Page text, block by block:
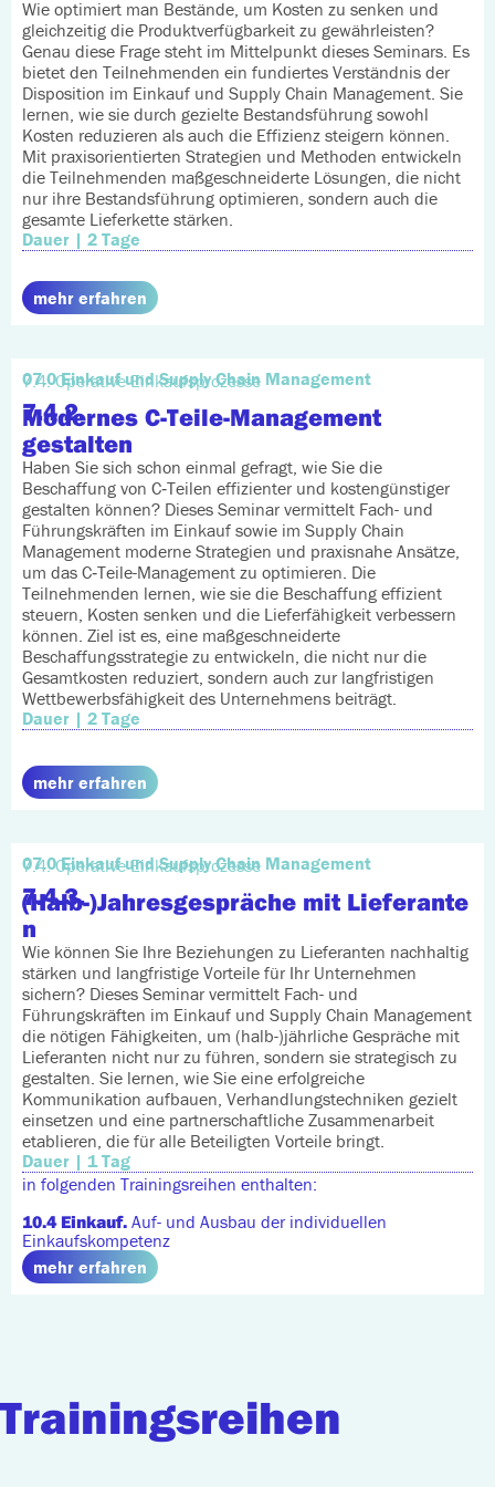
Wie optimiert man Bestände, um Kosten zu senken und
gleichzeitig die Produktverfügbarkeit zu gewährleisten?
Genau diese Frage steht im Mittelpunkt dieses Seminars. Es
bietet den Teilnehmenden ein fundiertes Verständnis der
Disposition im Einkauf und Supply Chain Management. Sie
lernen, wie sie durch gezielte Bestandsführung sowohl
Kosten reduzieren als auch die Effizienz steigern können.
Mit praxisorientierten Strategien und Methoden entwickeln
die Teilnehmenden maßgeschneiderte Lösungen, die nicht
nur ihre Bestandsführung optimieren, sondern auch die
gesamte Lieferkette stärken.
Dauer | 2 Tage
mehr erfahren
07.0 Einkauf und Supply Chain Management
7.4. Operative Einkaufsprozesse
7.4.2.
Modernes C-Teile-Management
gestalten
Haben Sie sich schon einmal gefragt, wie Sie die
Beschaffung von C‑Teilen effizienter und kostengünstiger
gestalten können? Dieses Seminar vermittelt Fach- und
Führungskräften im Einkauf sowie im Supply Chain
Management moderne Strategien und praxisnahe Ansätze,
um das C‑Teile-Management zu optimieren. Die
Teilnehmenden lernen, wie sie die Beschaffung effizient
steuern, Kosten senken und die Lieferfähigkeit verbessern
können. Ziel ist es, eine maßgeschneiderte
Beschaffungsstrategie zu entwickeln, die nicht nur die
Gesamtkosten reduziert, sondern auch zur langfristigen
Wettbewerbsfähigkeit des Unternehmens beiträgt.
Dauer | 2 Tage
mehr erfahren
07.0 Einkauf und Supply Chain Management
7.4. Operative Einkaufsprozesse
7.4.3.
(Halb-)Jahresgespräche mit Lieferante
n
Wie können Sie Ihre Beziehungen zu Lieferanten nachhaltig
stärken und langfristige Vorteile für Ihr Unternehmen
sichern? Dieses Seminar vermittelt Fach- und
Führungskräften im Einkauf und Supply Chain Management
die nötigen Fähigkeiten, um (halb-)jährliche Gespräche mit
Lieferanten nicht nur zu führen, sondern sie strategisch zu
gestalten. Sie lernen, wie Sie eine erfolgreiche
Kommunikation aufbauen, Verhandlungstechniken gezielt
einsetzen und eine partnerschaftliche Zusammenarbeit
etablieren, die für alle Beteiligten Vorteile bringt.
Dauer | 1 Tag
in folgenden Trainingsreihen enthalten:
10.4 Einkauf. Auf- und Ausbau der individuellen
Einkaufskompetenz
mehr erfahren
Trainingsreihen